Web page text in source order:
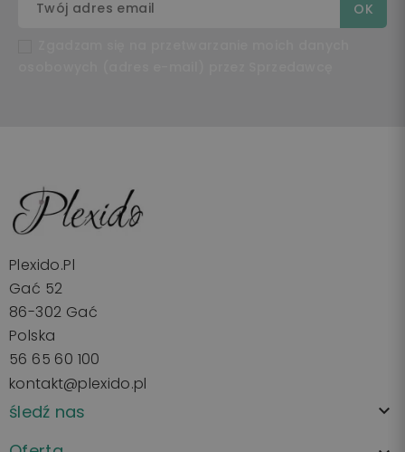
Plexido.pl
Gać 52
86-302 Gać
Polska
56 65 60 100
kontakt@plexido.pl
śledź nas 